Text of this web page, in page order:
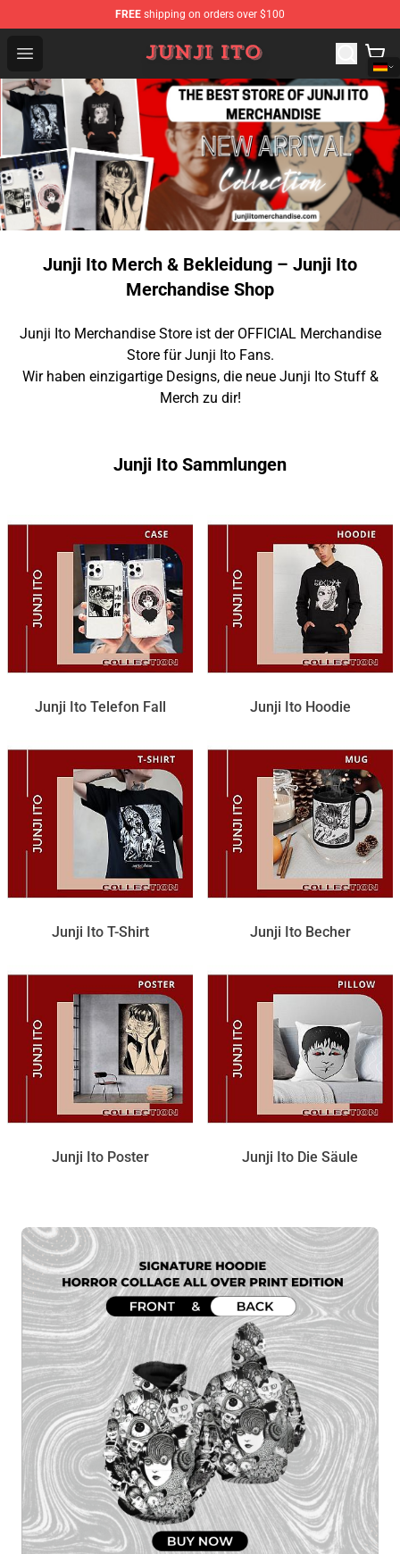
FREE shipping on orders over $100
Open menu
Junji Ito Store - Official Junji Ito Merchandise Shop
Junji Ito Merch & Bekleidung – Junji Ito
Merchandise Shop
Junji Ito Merchandise Store ist der OFFICIAL Merchandise
Store für Junji Ito Fans.
Wir haben einzigartige Designs, die neue Junji Ito Stuff &
Merch zu dir!
Junji Ito Sammlungen
Junji Ito Telefon Fall Junji Ito Hoodie
Junji Ito T-Shirt Junji Ito Becher
Junji Ito Poster Junji Ito Die Säule